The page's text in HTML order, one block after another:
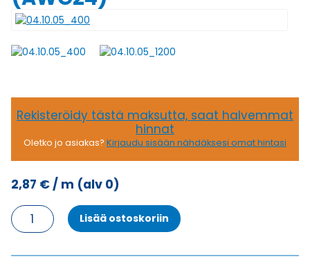
Rekisteröidy tästä maksutta, saat halvemmat
hinnat
Oletko jo asiakas? Kirjaudu sisään nähdäksesi omat hintasi
2,87 €/ m (alv 0)
Ketjukaapeli
KAWEFLEX
SK-
Lisää ostoskoriin